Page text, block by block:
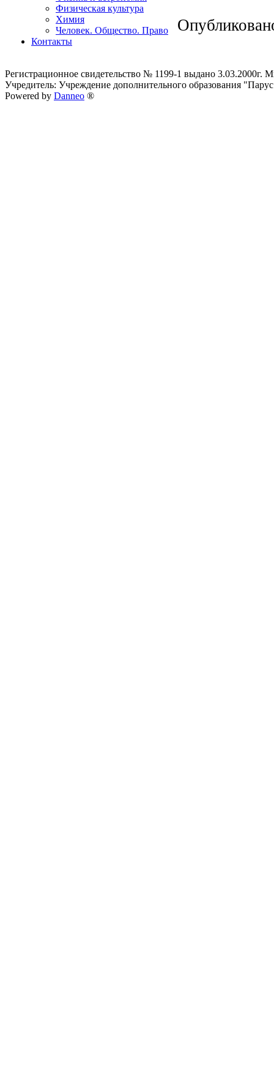
Физическая культура
Химия
Человек. Общество. Право
Контакты
Регистрационное свидетельство № 1199-1 выдано 3.03.2000г.
Учредитель: Учреждение дополнительного образования
Powered by Danneo ®